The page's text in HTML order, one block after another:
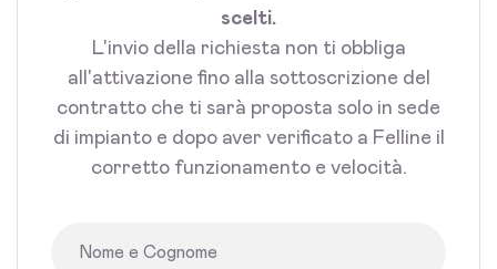
scelti.
L'invio della richiesta non ti obbliga
all'attivazione fino alla sottoscrizione del
contratto che ti sarà proposta solo in sede
di impianto e dopo aver verificato a Felline il
corretto funzionamento e velocità.